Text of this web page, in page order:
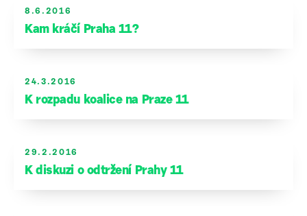
8.6.2016
Kam kráčí Praha 11?
24.3.2016
K rozpadu koalice na Praze 11
29.2.2016
K diskuzi o odtržení Prahy 11